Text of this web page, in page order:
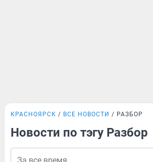
КРАСНОЯРСК ВСЕ НОВОСТИ РАЗБОР
Новости по тэгу Разбор